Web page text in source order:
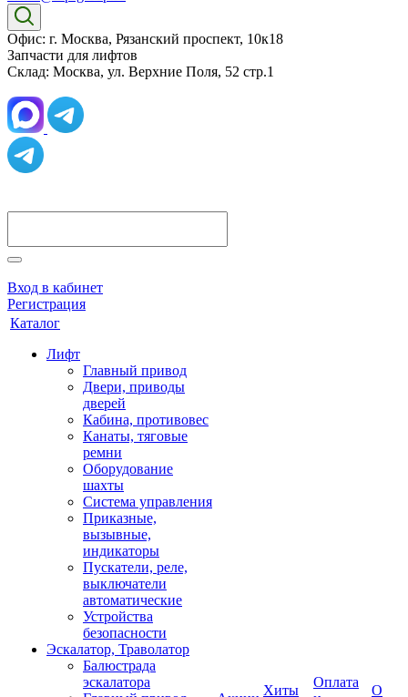
Офис: г. Москва, Рязанский проспект, 10к18
Запчасти для лифтов
Склад: Москва, ул. Верхние Поля, 52 стр.1
Вход в кабинет
Регистрация
Каталог
Лифт
Главный привод
Двери, приводы
дверей
Кабина, противовес
Канаты, тяговые
ремни
Оборудование
шахты
Система управления
Приказные,
вызывные,
индикаторы
Пускатели, реле,
выключатели
автоматические
Устройства
безопасности
Эскалатор, Траволатор
Балюстрада
эскалатора
Хиты
Оплата
О